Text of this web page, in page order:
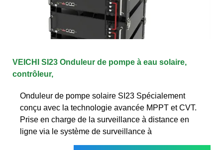
VEICHI SI23 Onduleur de pompe à eau solaire,
contrôleur,
Onduleur de pompe solaire SI23 Spécialement
conçu avec la technologie avancée MPPT et CVT.
Prise en charge de la surveillance à distance en
ligne via le système de surveillance à